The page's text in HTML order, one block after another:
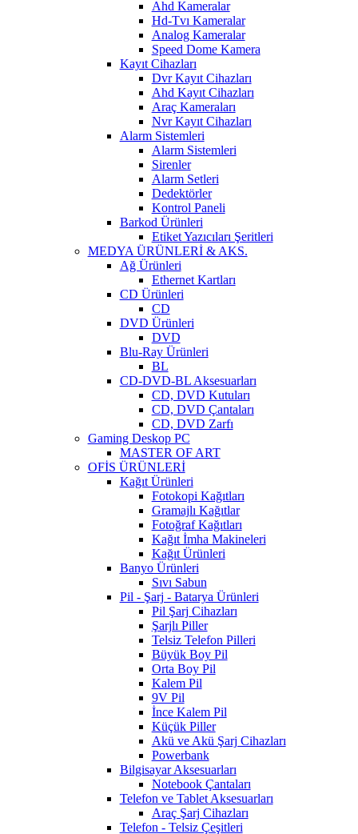
Ahd Kameralar
Hd-Tvı Kameralar
Analog Kameralar
Speed Dome Kamera
Kayıt Cihazları
Dvr Kayıt Cihazları
Ahd Kayıt Cihazları
Araç Kameraları
Nvr Kayıt Cihazları
Alarm Sistemleri
Alarm Sistemleri
Sirenler
Alarm Setleri
Dedektörler
Kontrol Paneli
Barkod Ürünleri
Etiket Yazıcıları Şeritleri
MEDYA ÜRÜNLERİ & AKS.
Ağ Ürünleri
Ethernet Kartları
CD Ürünleri
CD
DVD Ürünleri
DVD
Blu-Ray Ürünleri
BL
CD-DVD-BL Aksesuarları
CD, DVD Kutuları
CD, DVD Çantaları
CD, DVD Zarfı
Gaming Deskop PC
MASTER OF ART
OFİS ÜRÜNLERİ
Kağıt Ürünleri
Fotokopi Kağıtları
Gramajlı Kağıtlar
Fotoğraf Kağıtları
Kağıt İmha Makineleri
Kağıt Ürünleri
Banyo Ürünleri
Sıvı Sabun
Pil - Şarj - Batarya Ürünleri
Pil Şarj Cihazları
Şarjlı Piller
Telsiz Telefon Pilleri
Büyük Boy Pil
Orta Boy Pil
Kalem Pil
9V Pil
İnce Kalem Pil
Küçük Piller
Akü ve Akü Şarj Cihazları
Powerbank
Bilgisayar Aksesuarları
Notebook Çantaları
Telefon ve Tablet Aksesuarları
Araç Şarj Cihazları
Telefon - Telsiz Çeşitleri